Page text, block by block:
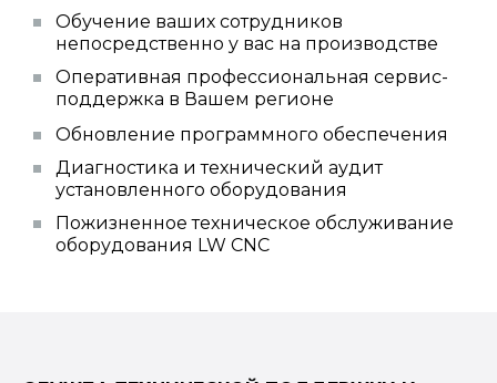
Обучение ваших сотрудников
непосредственно у вас на производстве
Оперативная профессиональная сервис-
поддержка в Вашем регионе
Обновление программного обеспечения
Диагностика и технический аудит
установленного оборудования
Пожизненное техническое обслуживание
оборудования LW CNC